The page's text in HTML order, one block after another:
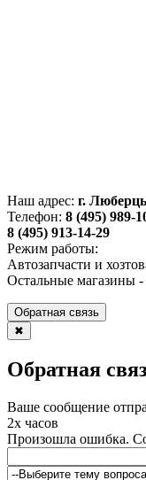
Наш адрес: г.
Телефон: 8 (495) 989-
8 (495) 913-14-29
Режим работы:
Автозапчасти и
Остальные магазины -
Обратная связь
✖
Обратная
Ваше сообщение
2х часов
Произошла ошибка.